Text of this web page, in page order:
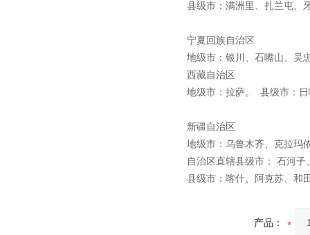
县级市：满洲里、扎兰屯、
宁夏回族自治区
地级市：银川、石嘴山、
西藏自治区
地级市：拉萨。 县级市：
新疆自治区
地级市：乌鲁木齐、克拉玛
自治区直辖县级市： 石河
县级市：喀什、阿克苏、和
产品：